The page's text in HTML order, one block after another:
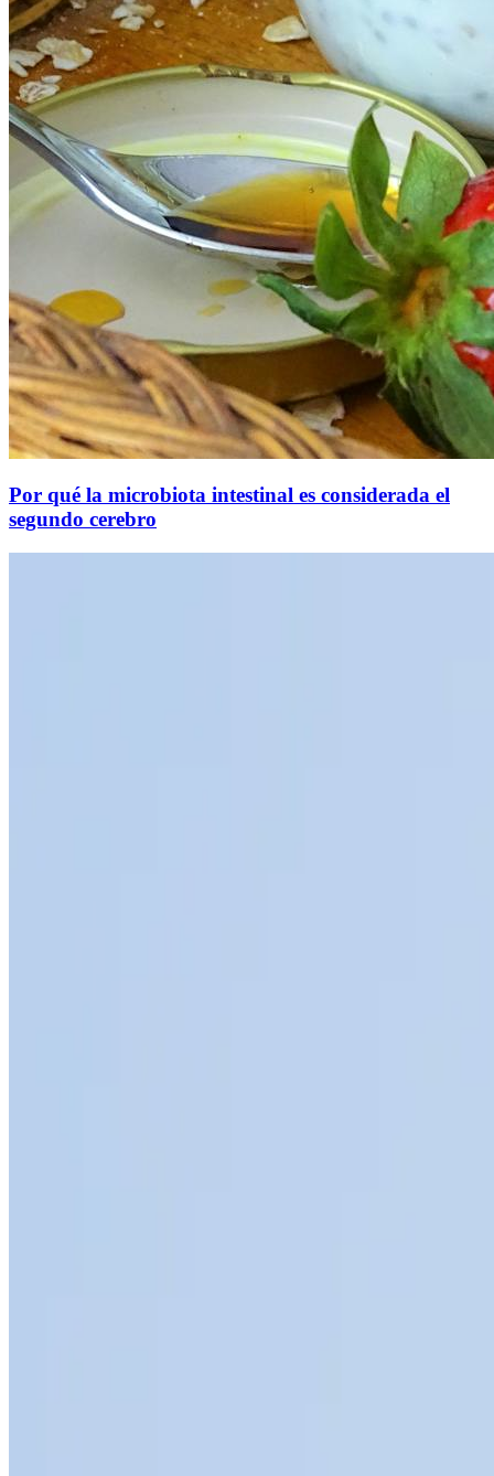
Por qué la microbiota intestinal es considerada el
segundo cerebro